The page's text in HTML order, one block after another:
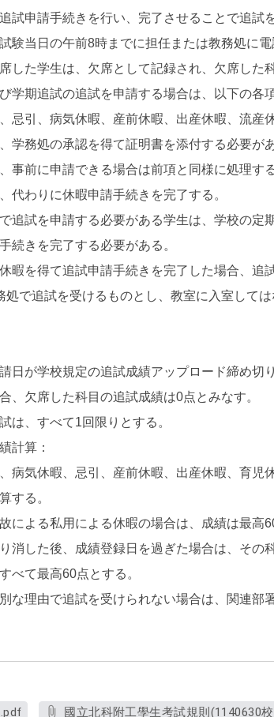
試申請手続きを行い、完了させることで追試
験当日の午前8時までに担任または教務処に
した学生は、欠席として記録され、欠席した
学期追試の追試を申請する場合は、以下の各
忌引、病気休暇、産前休暇、出産休暇、流
学務処の承認を得て証明書を添付する必要があ
事前に申請できる場合は前項と同様に処理
代わりに休暇申請手続きを完了する。
追試を申請する必要がある学生は、学校の
続きを完了する必要がある。
暇を得て追試申請手続きを完了した場合、追
処で追試を受けるものとし、教室に入室して
日が学校規定の追試成績アップロード締め切
、欠席した科目の追試成績は0点とみなす。
は、すべて1回限りとする。
計算：
病気休暇、忌引、産前休暇、出産休暇、育
する。
による私用による休暇の場合は、成績は最高
消した後、成績登録日を過ぎた場合は、その
べて最高60点とする。
な理由で追試を受けられない場合は、関連部
國立北科附工學生考試規則(1140630